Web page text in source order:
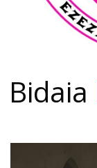
Bidaia